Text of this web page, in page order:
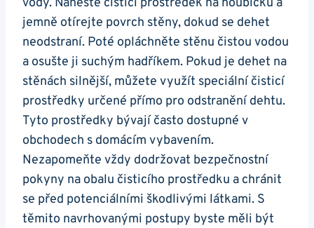
jemně otírejte povrch stěny, dokud se dehet‌
neodstraní. Poté opláchněte⁢ stěnu čistou vodou
a osušte ji suchým hadříkem. Pokud je ⁤dehet na
stěnách ‌silnější, můžete využít speciální čisticí
prostředky​ určené přímo pro odstranění dehtu.
Tyto prostředky ‌bývají často dostupné v
obchodech s⁢ domácím ⁣vybavením.
Nezapomeňte⁢ vždy ‌dodržovat bezpečnostní
pokyny na obalu čisticího prostředku a chránit
se před potenciálními‍ škodlivými ⁤látkami. S
těmito navrhovanými postupy byste měli​ být⁤